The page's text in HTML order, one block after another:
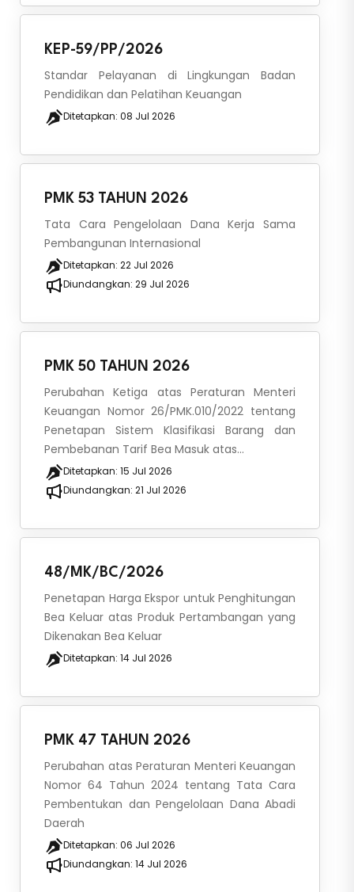
KEP-59/PP/2026
Standar Pelayanan di Lingkungan Badan
Pendidikan dan Pelatihan Keuangan
Ditetapkan: 08 Jul 2026
PMK 53 TAHUN 2026
Tata Cara Pengelolaan Dana Kerja Sama
Pembangunan Internasional
Ditetapkan: 22 Jul 2026
Diundangkan: 29 Jul 2026
PMK 50 TAHUN 2026
Perubahan Ketiga atas Peraturan Menteri
Keuangan Nomor 26/PMK.010/2022 tentang
Penetapan Sistem Klasifikasi Barang dan
Pembebanan Tarif Bea Masuk atas...
Ditetapkan: 15 Jul 2026
Diundangkan: 21 Jul 2026
48/MK/BC/2026
Penetapan Harga Ekspor untuk Penghitungan
Bea Keluar atas Produk Pertambangan yang
Dikenakan Bea Keluar
Ditetapkan: 14 Jul 2026
PMK 47 TAHUN 2026
Perubahan atas Peraturan Menteri Keuangan
Nomor 64 Tahun 2024 tentang Tata Cara
Pembentukan dan Pengelolaan Dana Abadi
Daerah
Ditetapkan: 06 Jul 2026
Diundangkan: 14 Jul 2026